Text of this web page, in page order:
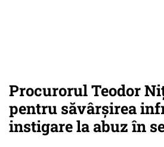
Procurorul Teodor
pentru săvârşirea
instigare la abuz în